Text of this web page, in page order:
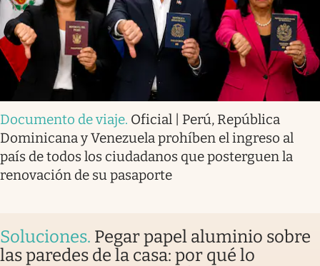
Documento de viaje. Oficial | Perú, República
Dominicana y Venezuela prohíben el ingreso al
país de todos los ciudadanos que posterguen la
renovación de su pasaporte
Soluciones. Pegar papel aluminio sobre
las paredes de la casa: por qué lo